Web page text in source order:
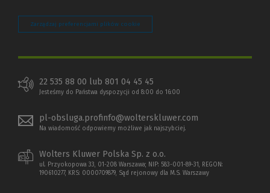
Zarządzaj preferencjami plików cookie
22 535 88 00 lub 801 04 45 45
Jesteśmy do Państwa dyspozycji od 8:00 do 16:00
pl-obsluga.profinfo@wolterskluwer.com
Na wiadomość odpowiemy możliwe jak najszybciej.
Wolters Kluwer Polska Sp. z o.o.
ul. Przyokopowa 33, 01-208 Warszawa; NIP: 583-001-89-31, REGON:
190610277, KRS: 0000709879, Sąd rejonowy dla M.S. Warszawy